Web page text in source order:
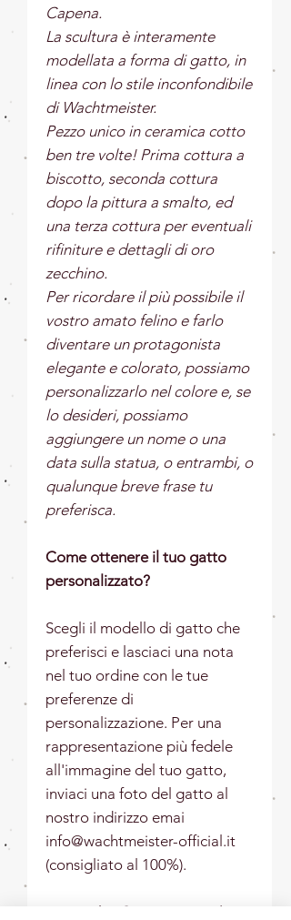
Capena.
La scultura è interamente
modellata a forma di gatto, in
linea con lo stile inconfondibile
di Wachtmeister.
Pezzo unico in ceramica cotto
ben tre volte! Prima cottura a
biscotto, seconda cottura
dopo la pittura a smalto, ed
una terza cottura per eventuali
rifiniture e dettagli di oro
zecchino.
Per ricordare il più possibile il
vostro amato felino e farlo
diventare un protagonista
elegante e colorato, possiamo
personalizzarlo nel colore e, se
lo desideri, possiamo
aggiungere un nome o una
data sulla statua, o entrambi, o
qualunque breve frase tu
preferisca.
Come ottenere il tuo gatto
personalizzato?
Scegli il modello di gatto che
preferisci e lasciaci una nota
nel tuo ordine con le tue
preferenze di
personalizzazione. Per una
rappresentazione più fedele
all'immagine del tuo gatto,
inviaci una foto del gatto al
nostro indirizzo emai
info@wachtmeister-official.it
(consigliato al 100%).
Materiale:
Ceramica, smalto e